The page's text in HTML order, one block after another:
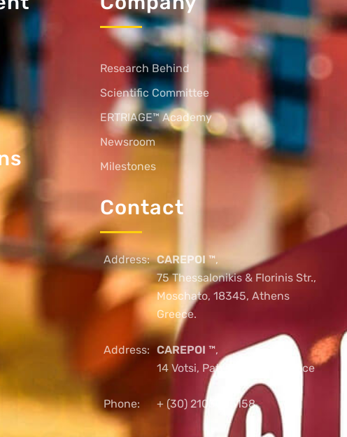
Research Behind
Scientific Committee
ERTRIAGE™ Academy
Newsroom
Milestones
Contact
Address: CAREPOI ™,
75 Thessalonikis & Florinis Str.,
Moschato, 18345, Athens
Greece.
Address: CAREPOI ™,
14 Votsi, Patras, 26221, Greece
Phone: + (30) 2103005158